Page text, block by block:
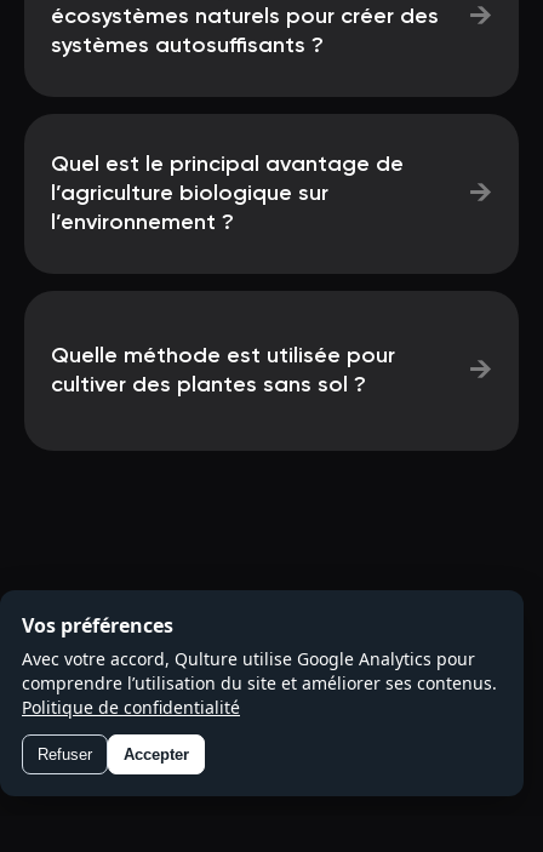
écosystèmes naturels pour créer des
systèmes autosuffisants ?
→
Quel est le principal avantage de
l’agriculture biologique sur
l’environnement ?
→
Quelle méthode est utilisée pour
cultiver des plantes sans sol ?
→
Vos préférences
Avec votre accord, Qulture utilise Google Analytics pour
comprendre l’utilisation du site et améliorer ses contenus.
Politique de confidentialité
Refuser Accepter